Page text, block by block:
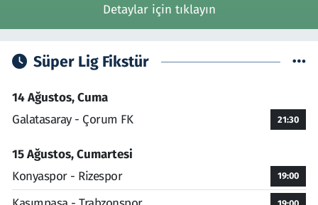
Detaylar için tıklayın
Süper Lig Fikstür
14 Ağustos, Cuma
Galatasaray - Çorum FK
21:30
15 Ağustos, Cumartesi
Konyaspor - Rizespor
19:00